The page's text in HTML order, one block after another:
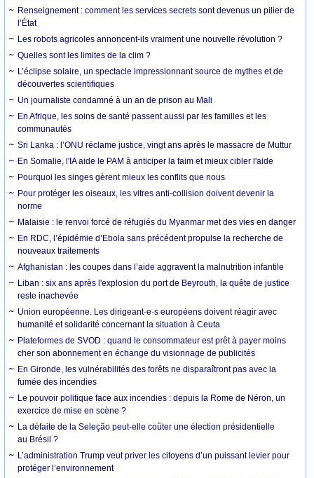
Renseignement : comment les services secrets sont devenus un pilier de
l’État
Les robots agricoles annoncent-ils vraiment une nouvelle révolution ?
Quelles sont les limites de la clim ?
L’éclipse solaire, un spectacle impressionnant source de mythes et de
découvertes scientifiques
Un journaliste condamné à un an de prison au Mali
En Afrique, les soins de santé passent aussi par les familles et les
communautés
Sri Lanka : l’ONU réclame justice, vingt ans après le massacre de Muttur
En Somalie, l'IA aide le PAM à anticiper la faim et mieux cibler l'aide
Pourquoi les singes gèrent mieux les conflits que nous
Pour protéger les oiseaux, les vitres anti-collision doivent devenir la
norme
Malaisie : le renvoi forcé de réfugiés du Myanmar met des vies en danger
En RDC, l’épidémie d’Ebola sans précédent propulse la recherche de
nouveaux traitements
Afghanistan : les coupes dans l’aide aggravent la malnutrition infantile
Liban : six ans après l'explosion du port de Beyrouth, la quête de justice
reste inachevée
Union européenne. Les dirigeant·e·s européens doivent réagir avec
humanité et solidarité concernant la situation à Ceuta
Plateformes de SVOD : quand le consommateur est prêt à payer moins
cher son abonnement en échange du visionnage de publicités
En Gironde, les vulnérabilités des forêts ne disparaîtront pas avec la
fumée des incendies
Le pouvoir politique face aux incendies : depuis la Rome de Néron, un
exercice de mise en scène ?
La défaite de la Seleção peut-elle coûter une élection présidentielle
au Brésil ?
L’administration Trump veut priver les citoyens d’un puissant levier pour
protéger l’environnement